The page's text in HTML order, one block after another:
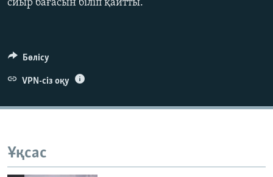
сиыр бағасын біліп қайтты.
Бөлісу
VPN-сіз оқу
Ұқсас